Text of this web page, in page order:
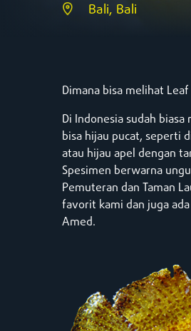
Bali, Bali
Dimana bisa melihat
Di Indonesia sudah
bisa hijau pucat, seperti
atau hijau apel dengan
Spesimen berwarna
Pemuteran dan Taman
favorit kami dan juga
Amed.